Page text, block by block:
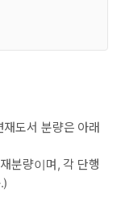
도서 분량은 아래
분량이며, 각 단행